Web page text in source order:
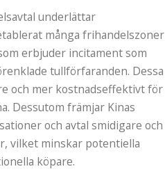
underlättar
många frihandelszoner
erbjuder incitament som
tullförfaranden. Dessa
och mer kostnadseffektivt för
Dessutom främjar Kinas
och avtal smidigare och
vilket minskar potentiella
köpare.